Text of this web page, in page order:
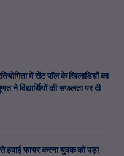
में सेंट पॉल के खिलाडिय़ों का
ने विद्यार्थियों की सफलता पर दी
से हवाई फायर करना युवक को पड़ा